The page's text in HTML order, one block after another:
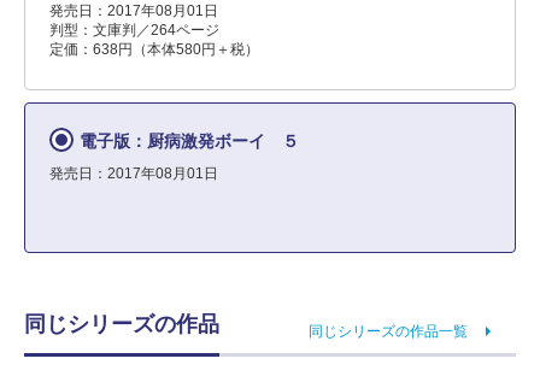
発売日：2017年08月01日
判型：文庫判／264ページ
定価：638円（本体580円＋税）
電子版：厨病激発ボーイ ５
発売日：2017年08月01日
同じシリーズの作品 同じシリーズの作品一覧